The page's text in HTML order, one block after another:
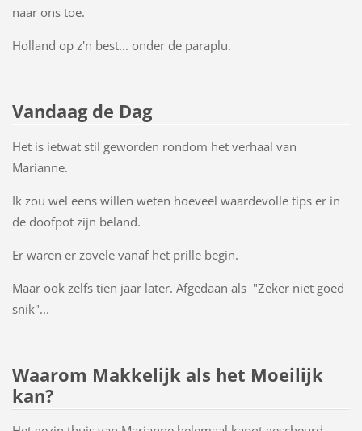
naar ons toe.
Holland op z'n best... onder de paraplu.
Vandaag de Dag
Het is ietwat stil geworden rondom het verhaal van
Marianne.
Ik zou wel eens willen weten hoeveel waardevolle tips er in
de doofpot zijn beland.
Er waren er zovele vanaf het prille begin.
Maar ook zelfs tien jaar later. Afgedaan als "Zeker niet goed
snik"...
Waarom Makkelijk als het Moeilijk
kan?